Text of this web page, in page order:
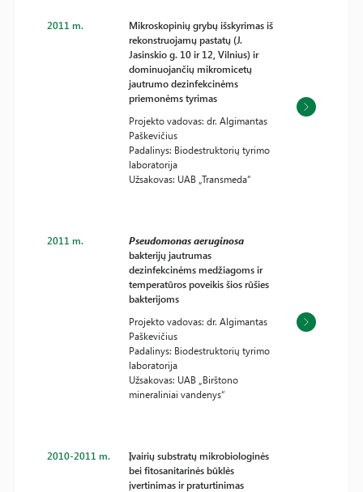
2011 m.
Mikroskopinių grybų išskyrimas iš
rekonstruojamų pastatų (J.
Jasinskio g. 10 ir 12, Vilnius) ir
dominuojančių mikromicetų
jautrumo dezinfekcinėms
priemonėms tyrimas
Projekto vadovas: dr. Algimantas
Paškevičius
Padalinys: Biodestruktorių tyrimo
laboratorija
Užsakovas: UAB „Transmeda“
2011 m.
Pseudomonas aeruginosa
bakterijų jautrumas
dezinfekcinėms medžiagoms ir
temperatūros poveikis šios rūšies
bakterijoms
Projekto vadovas: dr. Algimantas
Paškevičius
Padalinys: Biodestruktorių tyrimo
laboratorija
Užsakovas: UAB „Birštono
mineraliniai vandenys“
2010-2011 m.
Įvairių substratų mikrobiologinės
bei fitosanitarinės būklės
įvertinimas ir praturtinimas